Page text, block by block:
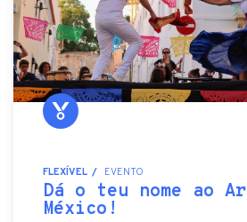
FLEXÍVEL EVENTO
Dá o teu nome ao
México!